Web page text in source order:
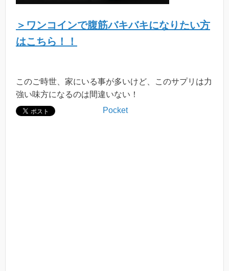
＞ワンコインで腹筋バキバキになりたい方
はこちら！！
このご時世、家にいる事が多いけど、このサプリは力
強い味方になるのは間違いない！
Pocket